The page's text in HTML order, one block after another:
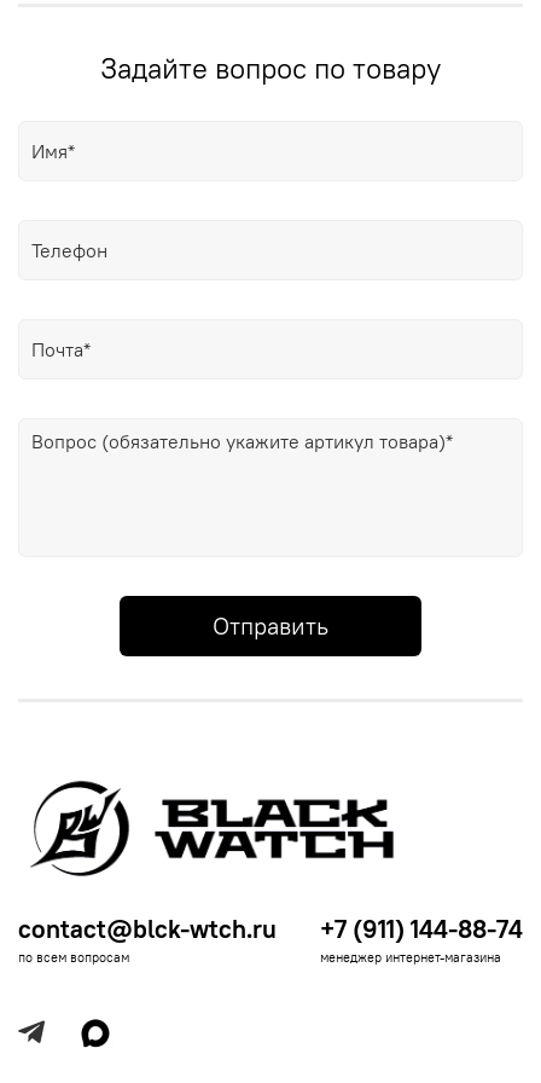
Задайте вопрос по товару
Отправить
contact@blck-wtch.ru
по всем вопросам
+7 (911) 144-88-74
менеджер интернет-магазина